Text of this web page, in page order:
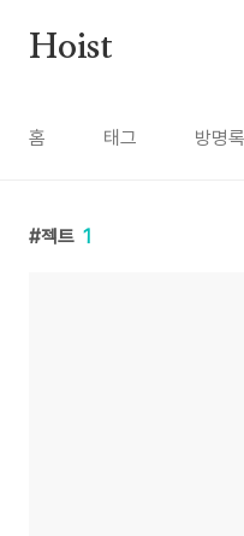
Hoist
홈 태그 방명록
젝트 1